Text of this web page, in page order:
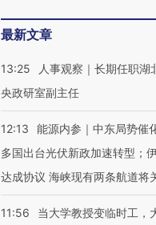
最新文章
13:25
人事观察｜长期任职湖
央政研室副主任
12:13
能源内参｜中东局势催
多国出台光伏新政加速转型；
达成协议 海峡现有两条航道将
11:56 当大学教授变临时工，